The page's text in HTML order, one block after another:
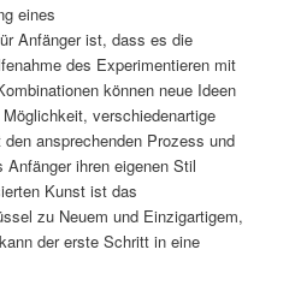
eines
Anfänger ist, dass es die
des Experimentieren mit
können neue Ideen
verschiedenartige
ansprechenden Prozess und
ihren eigenen Stil
Kunst ist das
zu Neuem und Einzigartigem,
der erste Schritt in eine